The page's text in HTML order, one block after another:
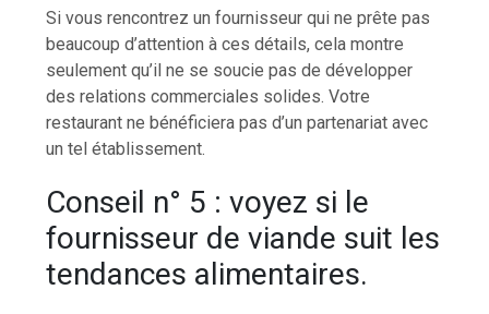
Si vous rencontrez un fournisseur qui ne prête pas
beaucoup d’attention à ces détails, cela montre
seulement qu’il ne se soucie pas de développer
des relations commerciales solides. Votre
restaurant ne bénéficiera pas d’un partenariat avec
un tel établissement.
Conseil n° 5 : voyez si le
fournisseur de viande suit les
tendances alimentaires.